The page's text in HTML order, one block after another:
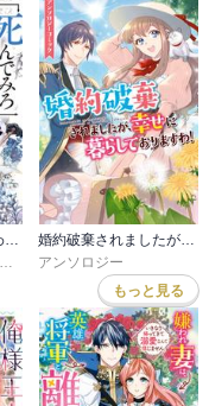
アンソロジー
もっと見る